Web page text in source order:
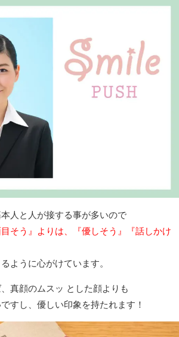
人と人が接する事が多いので
目そう』よりは、『優しそう』『話しかけ
ように心がけています。
真顔のムスッ とした顔よりも
すし、優しい印象を持たれます！